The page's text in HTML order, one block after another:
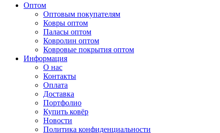
Оптом
Оптовым покупателям
Ковры оптом
Паласы оптом
Ковролин оптом
Ковровые покрытия оптом
Информация
О нас
Контакты
Оплата
Доставка
Портфолио
Купить ковёр
Новости
Политика конфиденциальности